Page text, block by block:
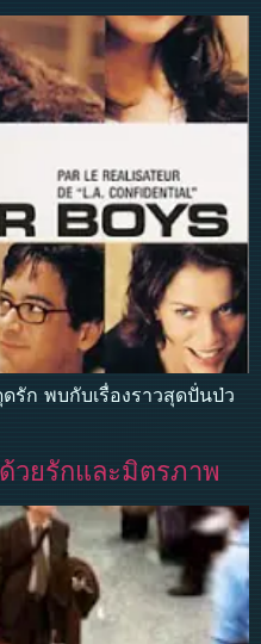
รัก พบกับเรื่องราวสุดปั่นป่ว
วยรักและมิตรภาพ